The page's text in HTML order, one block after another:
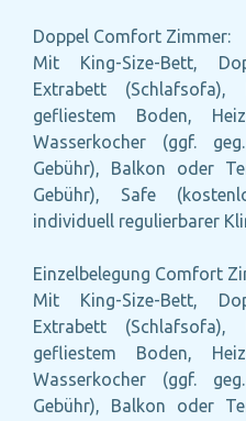
Doppel Comfort Zimmer:
Mit King-Size-Bett,
Extrabett (Schlafsofa),
gefliestem Boden,
Wasserkocher (ggf.
Gebühr), Balkon oder
Gebühr), Safe
individuell regulierbarer
Einzelbelegung Comfort
Mit King-Size-Bett,
Extrabett (Schlafsofa),
gefliestem Boden,
Wasserkocher (ggf.
Gebühr), Balkon oder